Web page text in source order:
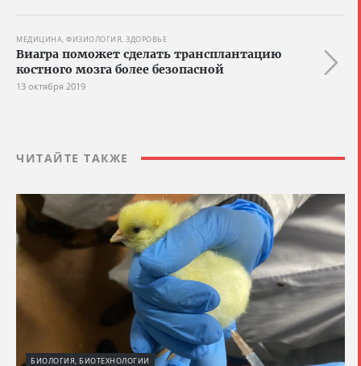
МЕДИЦИНА, ФИЗИОЛОГИЯ, ЗДОРОВЬЕ
Виагра поможет сделать трансплантацию
костного мозга более безопасной
13 октября 2019
ЧИТАЙТЕ ТАКЖЕ
БИОЛОГИЯ, БИОТЕХНОЛОГИИ